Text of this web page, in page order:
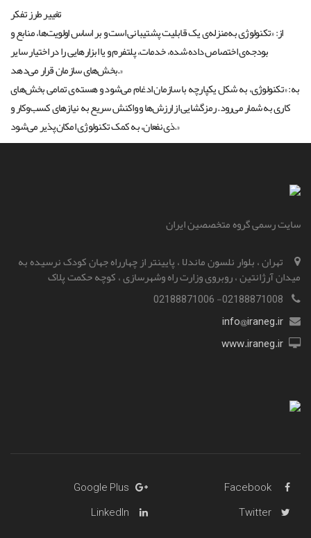
تغییر طرز تفکر
از: «تکنولوژی به‌منزله‌ی یک قابلیت پشتیبانی است و بر اساس اولویت‌ها، منابع و
بودجه‌ی اختصاص داده شده، خدمات، پلتفرم و یا ابزارهایی را در اختیار سایر
بخش‌های سازمان قرار می‌دهد.»
به: «تکنولوژی، به شکل یکپارچه‌ با سازمان ادغام می‌شود و هسته‌ی تمامی بخش‌های
کاری به شمار می‌رود. رمزگشایی از ارزش‌ها و واکنش سریع به نیازهای کسب‌وکار و
ذی‌نفعان، به کمک تکنولوژی امکان‌پذیر می‌شود.»
سایت رسمی گروه متخصصین ایران
تهران ، بلوار نلسون ماندلا ، پایینتر از چهارراه جهان کودک نرسیده به
میدان آرژانتین ، روبروی وزارت راه و‌شهرسازی ، کوچه حکمت پلاک
info@iraneg.ir
www.iraneg.ir
Facebook
Google Plus
Twitter
LinkedIn